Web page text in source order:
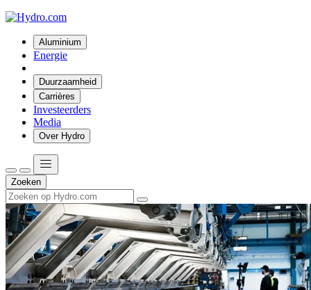
Aluminium
Energie
Duurzaamheid
Carrières
Investeerders
Media
Over Hydro
Zoeken